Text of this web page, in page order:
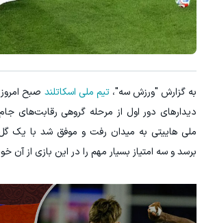
به گزارش "ورزش سه"،تیم ملی اسکاتلند صبح
ملی هاییتی به میدان رفت و موفق شد با یک گل
برسد و سه امتیاز بسیار مهم را در این بازی از آن